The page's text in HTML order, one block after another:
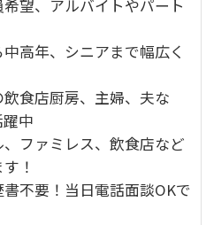
望、アルバイトやパート
高年、シニアまで幅広く
食店厨房、主婦、夫な
中
ファミレス、飲食店など
！
不要！当日電話面談OKで